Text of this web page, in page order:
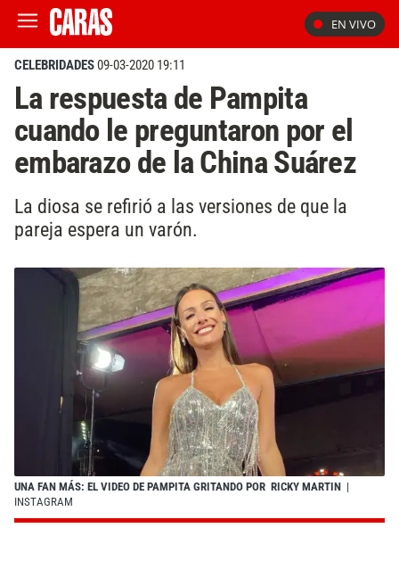
EN VIVO
CELEBRIDADES09-03-2020 19:11
La respuesta de Pampita
cuando le preguntaron por el
embarazo de la China Suárez
La diosa se refirió a las versiones de que la
pareja espera un varón.
UNA FAN MÁS: EL VIDEO DE PAMPITA GRITANDO POR RICKY MARTIN |
INSTAGRAM